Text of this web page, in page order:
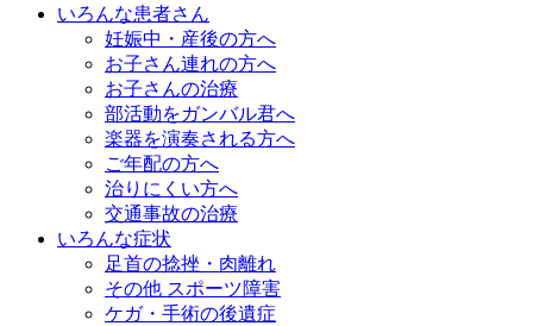
いろんな患者さん
妊娠中・産後の方へ
お子さん連れの方へ
お子さんの治療
部活動をガンバル君へ
楽器を演奏される方へ
ご年配の方へ
治りにくい方へ
交通事故の治療
いろんな症状
足首の捻挫・肉離れ
その他 スポーツ障害
ケガ・手術の後遺症